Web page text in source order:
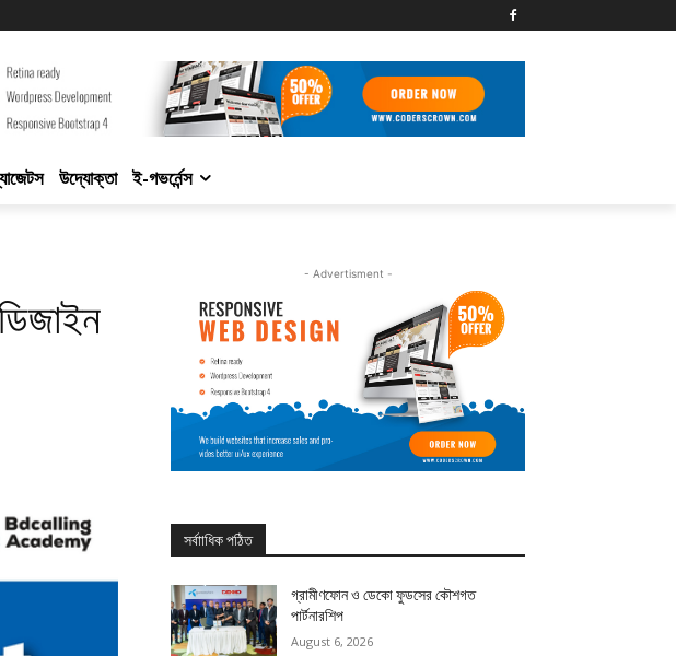
উদ্যোক্তা ই-গভর্নেন্স
- Advertisment -
সর্বাাধিক পঠিত
গ্রামীণফোন ও ডেকো ফুডসের কৌশগত
পার্টনারশিপ
August 6, 2026